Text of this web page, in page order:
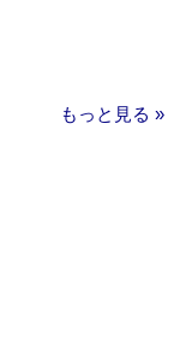
もっと見る »